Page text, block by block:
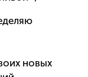
новых